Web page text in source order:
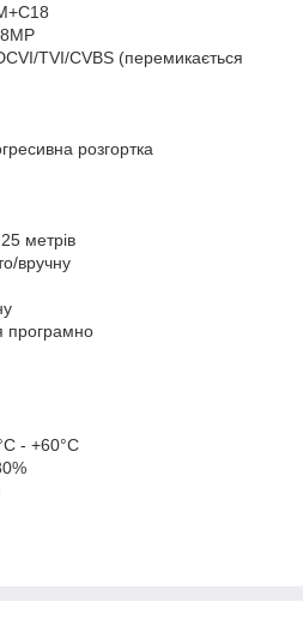
TVI/CVBS (перемикається
розгортка
25 метрів
вручну
програмно
- +60°C